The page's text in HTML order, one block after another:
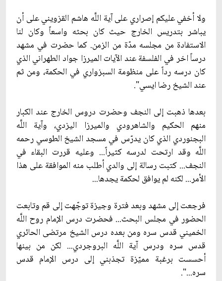
ولا أخفي عليكم إصراري على آية اللَّه هاشم القزويني على أن
يباشر بتدريس الخارج حيث كان بحثه واسعاً وكان لنا
الاستفادة من مجلسه مدّة من الزمن. كما حضرت في مشهد
درساً اخر في الفلسفة عند الآيات الميرزا جواد الطهراني الذي
كان درسه رداً على منظومة السبزواري في الحكمة، ومن ثم
عند الشيخ رضا ايسي".
بعدها ذهبت إلى النجف وحضرت دروس الخارج عند الكبار
منهم الحكيم والشاهرودي والميرزا اليزدي، وآية اللَّه
البجنوردي الذي كان يدرّس في مسجد الشيخ الطوسي رحمه
اللَّه وقد ارتحت لدرسه كثيراً... وعليه قررت البقاء في
النجف... كتبت رسالة إلى والدي أطلب منه الموافقة على هذا
الأمر... لكنه لم يوافق لحكمة يجدها...
فرجعت إلى مشهد وبعد فترة وجيزة توجّهت إلى قم وتابعت
الحضور في مجلس البحث... فحضرت درس الإمام روح اللَّه
الخميني قدس سره ومن بعده درس الشيخ مرتضى الحائري
قدس سره ودرس آية اللَّه البروجردي... لكن من بينها
أحسست برغبة مميّزة تجذبني إلى درس الإمام قدس
سره...".